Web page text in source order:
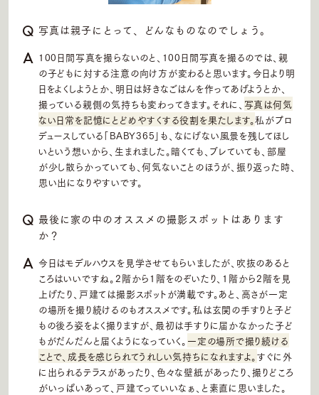
写真は親子にとって、どんなものなのでしょう。
100日間写真を撮らないのと、100日間写真を撮るのでは、親
の子どもに対する注意の向け方が変わると思います。今日より明
日をよくしようとか、明日は好きなごはんを作ってあげようとか、
撮っている親側の気持ちも変わってきます。それに、 写真は何気
ない日常を記憶にとどめやすくする役割を果たします。私がプロ
デュースしている「BABY365」も、なにげない風景を残してほし
いという想いから、生まれました。暗くても、ブレていても、部屋
が少し散らかっていても、何気ないことのほうが、振り返った時、
思い出になりやすいです。
最後に家の中のオススメの撮影スポットはあります
か？
今日はモデルハウスを見学させてもらいましたが、吹抜のあると
ころはいいですね。2階から1階をのぞいたり、1階から2階を見
上げたり、戸建ては撮影スポットが満載です。あと、高さが一定
の場所を撮り続けるのもオススメです。私は玄関の手すりと子ど
もの後ろ姿をよく撮りますが、最初は手すりに届かなかった子ど
もがだんだんと届くようになっていく。 一定の場所で撮り続ける
ことで、成長を感じられてうれしい気持ちになれますよ。すぐに外
に出られるテラスがあったり、色々な壁紙があったり、撮りどころ
がいっぱいあって、戸建てっていいなぁ、と素直に思いました。